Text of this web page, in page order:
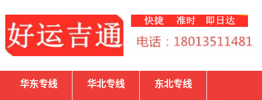
华东专线 华北专线 东北专线